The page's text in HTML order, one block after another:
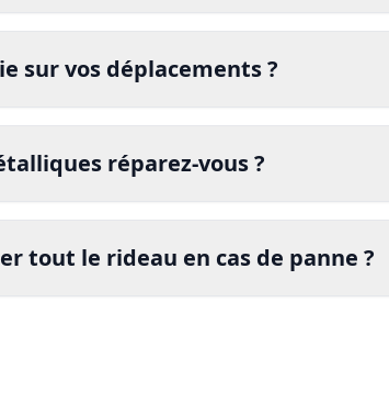
certifié
sur vos déplacements ?
réparez-vous ?
tout le rideau en cas de panne ?